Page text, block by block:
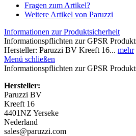
Fragen zum Artikel?
Weitere Artikel von Paruzzi
Informationen zur Produktsicherheit
Informationspflichten zur GPSR
Hersteller: Paruzzi BV Kreeft 16... mehr
Menü schließen
Informationspflichten zur GPSR
Hersteller:
Paruzzi BV
Kreeft 16
4401NZ Yerseke
Nederland
sales@paruzzi.com